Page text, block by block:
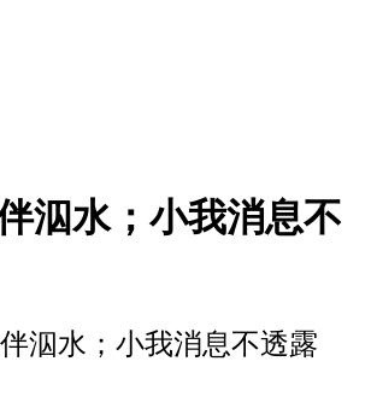
泅水；小我消息不
泅水；小我消息不透露